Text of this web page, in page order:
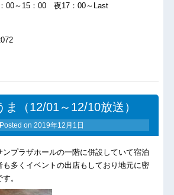
00～15：00 夜17：00～Last
ま（12/01～12/10放送）
Posted on 2019年12月1日
プラザホールの一階に併設していて宿泊
も多くイベントの出店もしており地元に密
。